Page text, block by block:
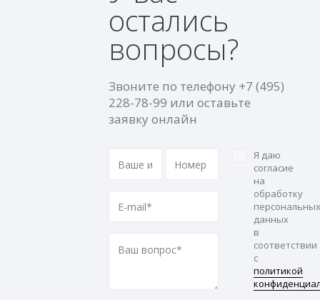
остались
вопросы?
Звоните по телефону +7 (495)
228-78-99 или оставьте
заявку онлайн
Я даю
согласие
на
обработку
персональных
данных
в
соответствии
с
политикой